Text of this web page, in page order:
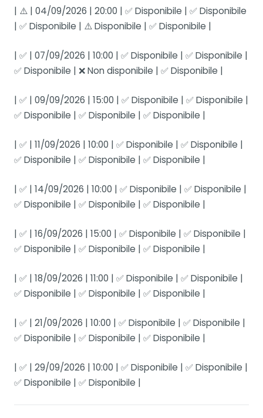
| ⚠️ | 04/09/2026 | 20:00 | ✅ Disponibile | ✅ Disponibile
| ✅ Disponibile | ⚠️ Disponibile | ✅ Disponibile |
| ✅ | 07/09/2026 | 10:00 | ✅ Disponibile | ✅ Disponibile |
✅ Disponibile | ❌ Non disponibile | ✅ Disponibile |
| ✅ | 09/09/2026 | 15:00 | ✅ Disponibile | ✅ Disponibile |
✅ Disponibile | ✅ Disponibile | ✅ Disponibile |
| ✅ | 11/09/2026 | 10:00 | ✅ Disponibile | ✅ Disponibile |
✅ Disponibile | ✅ Disponibile | ✅ Disponibile |
| ✅ | 14/09/2026 | 10:00 | ✅ Disponibile | ✅ Disponibile |
✅ Disponibile | ✅ Disponibile | ✅ Disponibile |
| ✅ | 16/09/2026 | 15:00 | ✅ Disponibile | ✅ Disponibile |
✅ Disponibile | ✅ Disponibile | ✅ Disponibile |
| ✅ | 18/09/2026 | 11:00 | ✅ Disponibile | ✅ Disponibile |
✅ Disponibile | ✅ Disponibile | ✅ Disponibile |
| ✅ | 21/09/2026 | 10:00 | ✅ Disponibile | ✅ Disponibile |
✅ Disponibile | ✅ Disponibile | ✅ Disponibile |
| ✅ | 29/09/2026 | 10:00 | ✅ Disponibile | ✅ Disponibile |
✅ Disponibile | ✅ Disponibile |